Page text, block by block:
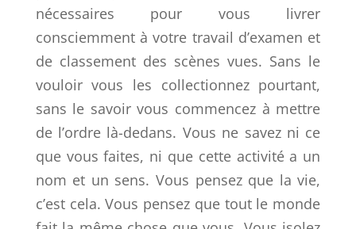
nécessaires pour vous livrer
consciemment à votre travail d’examen et
de classement des scènes vues. Sans le
vouloir vous les collectionnez pourtant,
sans le savoir vous commencez à mettre
de l’ordre là-dedans. Vous ne savez ni ce
que vous faites, ni que cette activité a un
nom et un sens. Vous pensez que la vie,
c’est cela. Vous pensez que tout le monde